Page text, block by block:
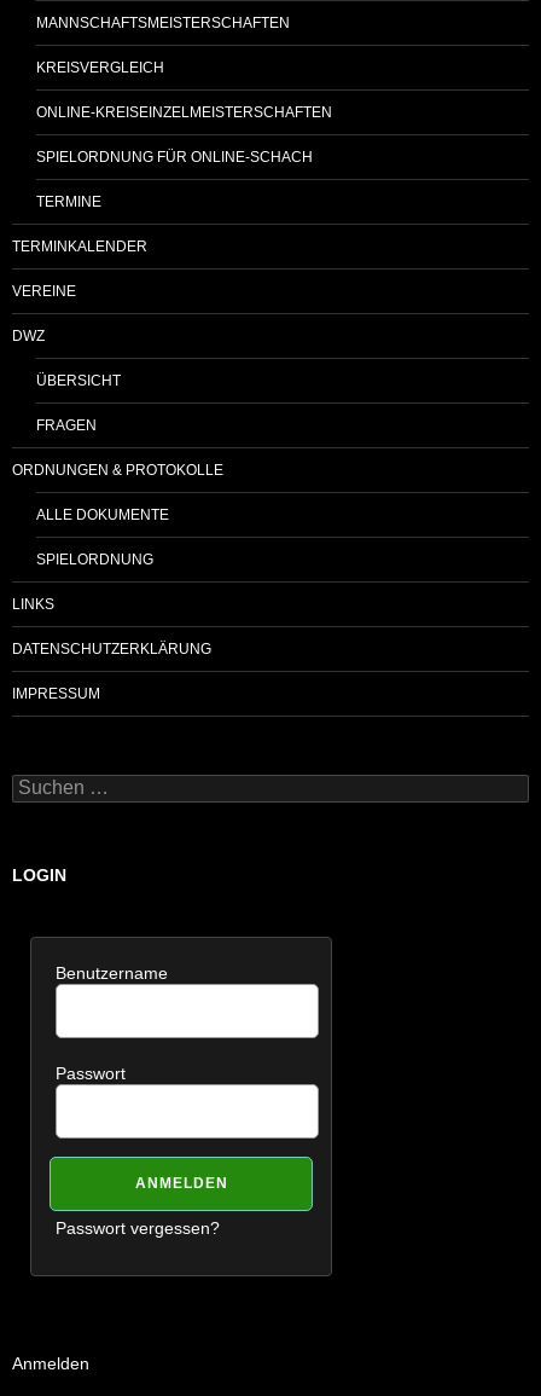
MANNSCHAFTSMEISTERSCHAFTEN
KREISVERGLEICH
ONLINE-KREISEINZELMEISTERSCHAFTEN
SPIELORDNUNG FÜR ONLINE-SCHACH
TERMINE
TERMINKALENDER
VEREINE
DWZ
ÜBERSICHT
FRAGEN
ORDNUNGEN & PROTOKOLLE
ALLE DOKUMENTE
SPIELORDNUNG
LINKS
DATENSCHUTZERKLÄRUNG
IMPRESSUM
Suchen
nach:
LOGIN
Benutzername
Passwort
Passwort vergessen?
Anmelden